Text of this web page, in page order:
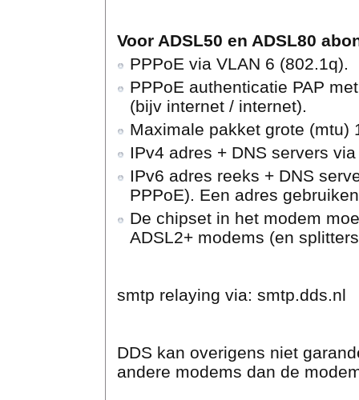
Voor ADSL50 en ADSL80
PPPoE via VLAN 6 (802.1q).
PPPoE authenticatie PAP
(bijv internet / internet).
Maximale pakket grote (mtu)
IPv4 adres + DNS servers
IPv6 adres reeks + DNS
PPPoE). Een adres
De chipset in het modem
ADSL2+ modems (en
smtp relaying via: smtp.dds.nl
DDS kan overigens niet
andere modems dan de